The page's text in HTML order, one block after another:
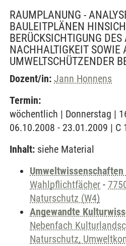
RAUMPLANUNG -
BAULEITPLÄNEN
BERÜCKSICHTIGUNG DES
NACHHALTIGKEIT SOWIE
UMWELTSCHÜTZENDER
Dozent/in: Jann Honnens
Termin:
wöchentlich | Donnerstag |
06.10.2008 - 23.01.2009 |
Inhalt: siehe Material
Umweltwissenschaften
Wahlpflichtfächer -
Naturschutz (W4)
Angewandte
Nebenfach
Naturschutz,